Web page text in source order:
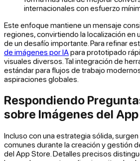
internacionales con esfuerzo
Este enfoque mantiene un mensaje
regiones, convirtiendo la localización en
de un desafío importante. Para refinar
de imágenes por IA para prototipado
visuales diversos. Tal integración de
estándar para flujos de trabajo
aspiraciones globales.
Respondiendo
sobre Imágenes del
Incluso con una estrategia sólida,
comunes durante la creación y gestión
del App Store. Detalles precisos